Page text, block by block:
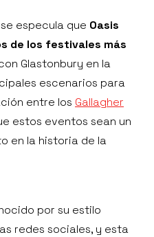
especula que Oasis
de los festivales más
Glastonbury en la
escenarios para
entre los Gallagher
estos eventos sean un
en la historia de la
por su estilo
redes sociales, y esta